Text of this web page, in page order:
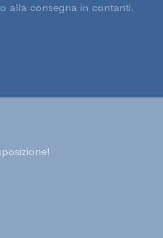
alla consegna in contanti.